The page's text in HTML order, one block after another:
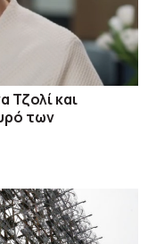
Τζολί και
των